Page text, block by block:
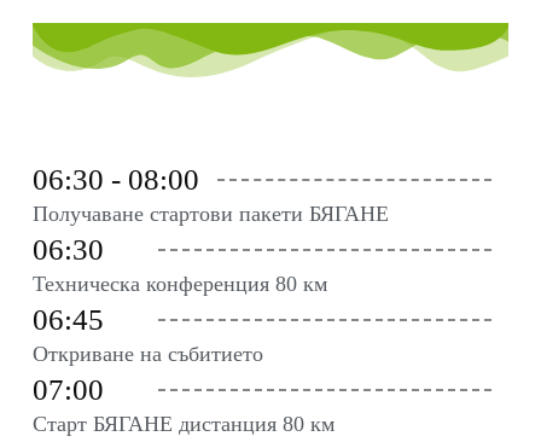
06:30 - 08:00
Получаване стартови пакети БЯГАНЕ
06:30
Техническа конференция 80 км
06:45
Откриване на събитието
07:00
Старт БЯГАНЕ дистанция 80 км